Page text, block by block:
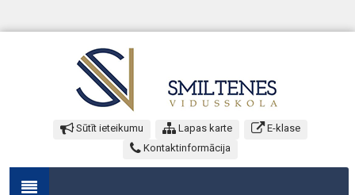
Sūtīt ieteikumu Lapas karte
E-klase
Kontaktinformācija